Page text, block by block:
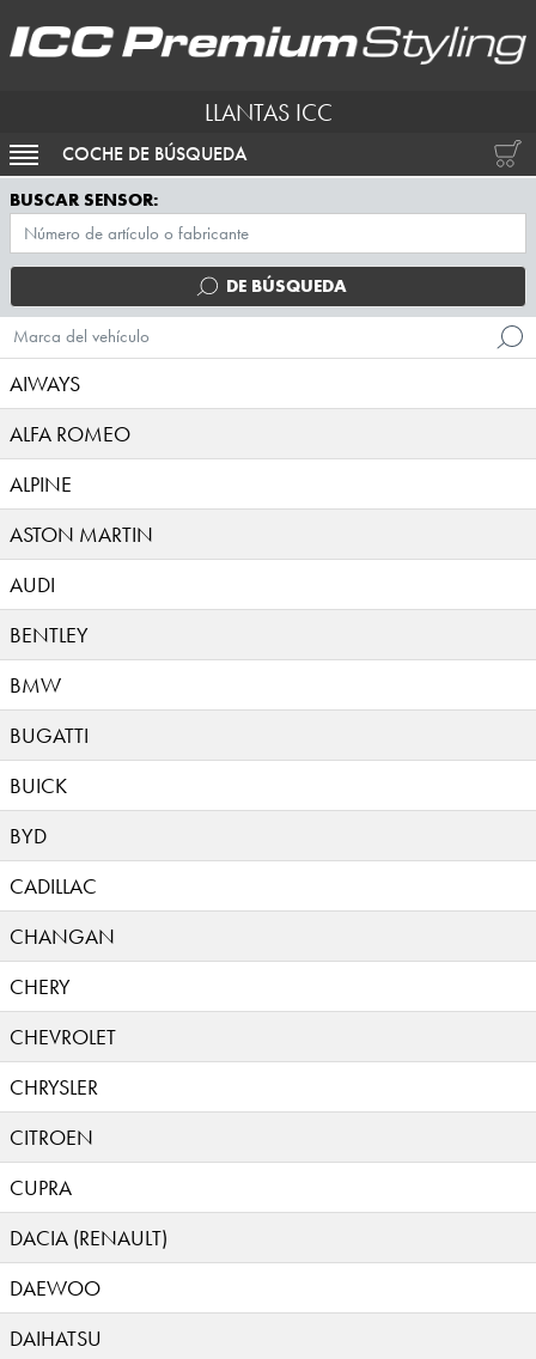
LLANTAS ICC
ACTIVAR NAVEGACIÓN
COCHE DE BÚSQUEDA
BUSCAR SENSOR:
DE BÚSQUEDA
Marca del vehículo
AIWAYS
ALFA ROMEO
ALPINE
ASTON MARTIN
AUDI
BENTLEY
BMW
BUGATTI
BUICK
BYD
CADILLAC
CHANGAN
CHERY
CHEVROLET
CHRYSLER
CITROEN
CUPRA
DACIA (RENAULT)
DAEWOO
DAIHATSU